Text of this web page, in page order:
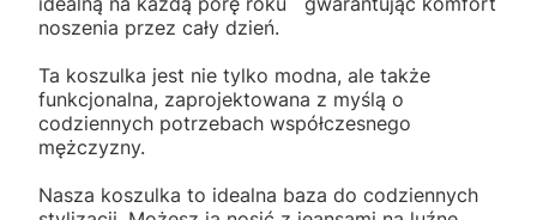
noszenia przez cały dzień.
Ta koszulka jest nie tylko modna, ale także
funkcjonalna, zaprojektowana z myślą o
codziennych potrzebach współczesnego
mężczyzny.
Nasza koszulka to idealna baza do codziennych